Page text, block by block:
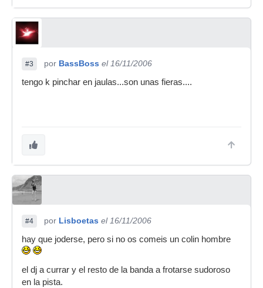
#3 por BassBoss el 16/11/2006
tengo k pinchar en jaulas...son unas fieras....
#4 por Lisboetas el 16/11/2006
hay que joderse, pero si no os comeis un colin hombre
el dj a currar y el resto de la banda a frotarse sudoroso
en la pista.